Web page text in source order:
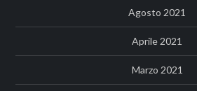
Agosto 2021
Aprile 2021
Marzo 2021